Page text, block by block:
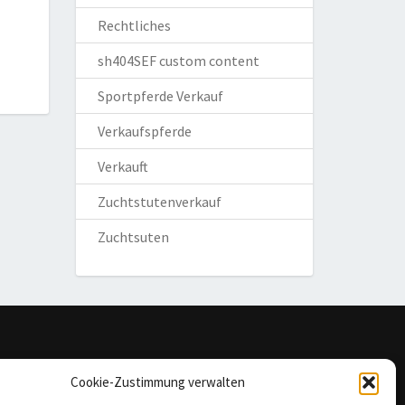
Cookie-Zustimmung verwalten
Rechtliches
sh404SEF custom content
Sportpferde Verkauf
Verkaufspferde
Verkauft
Zuchtstutenverkauf
Zuchtsuten